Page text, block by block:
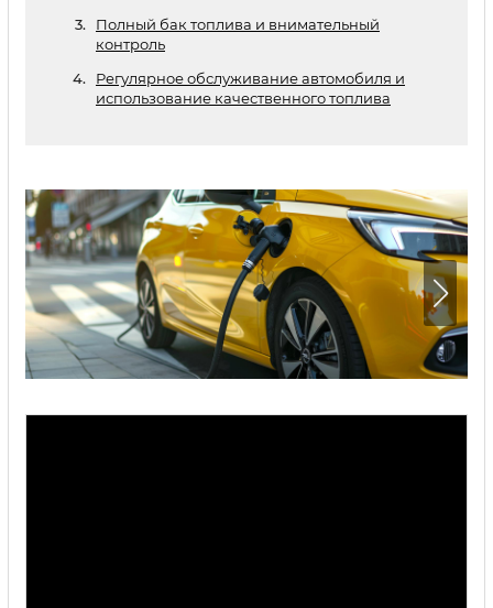
Полный бак топлива и внимательный
контроль
Регулярное обслуживание автомобиля и
использование качественного топлива